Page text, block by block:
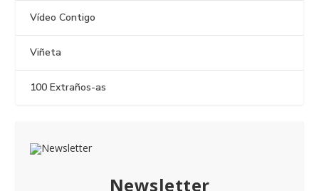
Vídeo Contigo
Viñeta
100 Extraños-as
Newsletter